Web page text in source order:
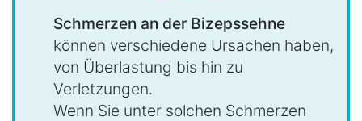
Schmerzen an der Bizepssehne
können verschiedene Ursachen haben,
von Überlastung bis hin zu
Verletzungen.
Wenn Sie unter solchen Schmerzen